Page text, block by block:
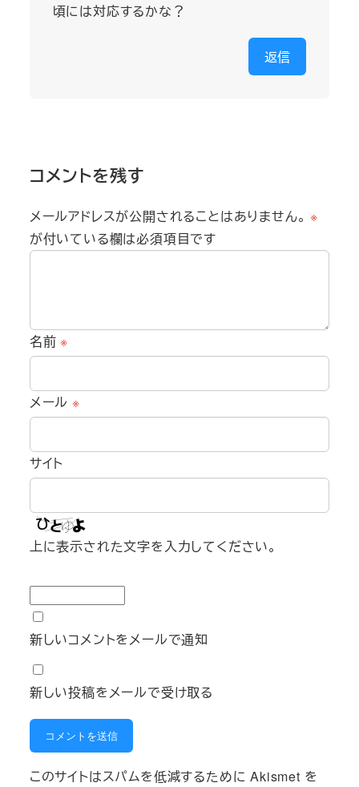
頃には対応するかな？
返信
コメントを残す
メールアドレスが公開されることはありません。 ※
が付いている欄は必須項目です
名前※
メール ※
サイト
上に表示された文字を入力してください。
新しいコメントをメールで通知
新しい投稿をメールで受け取る
このサイトはスパムを低減するために Akismet を